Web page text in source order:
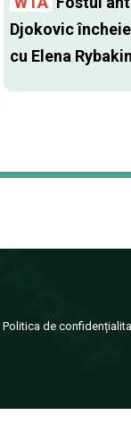
Djokovic
cu Elena
Politica de